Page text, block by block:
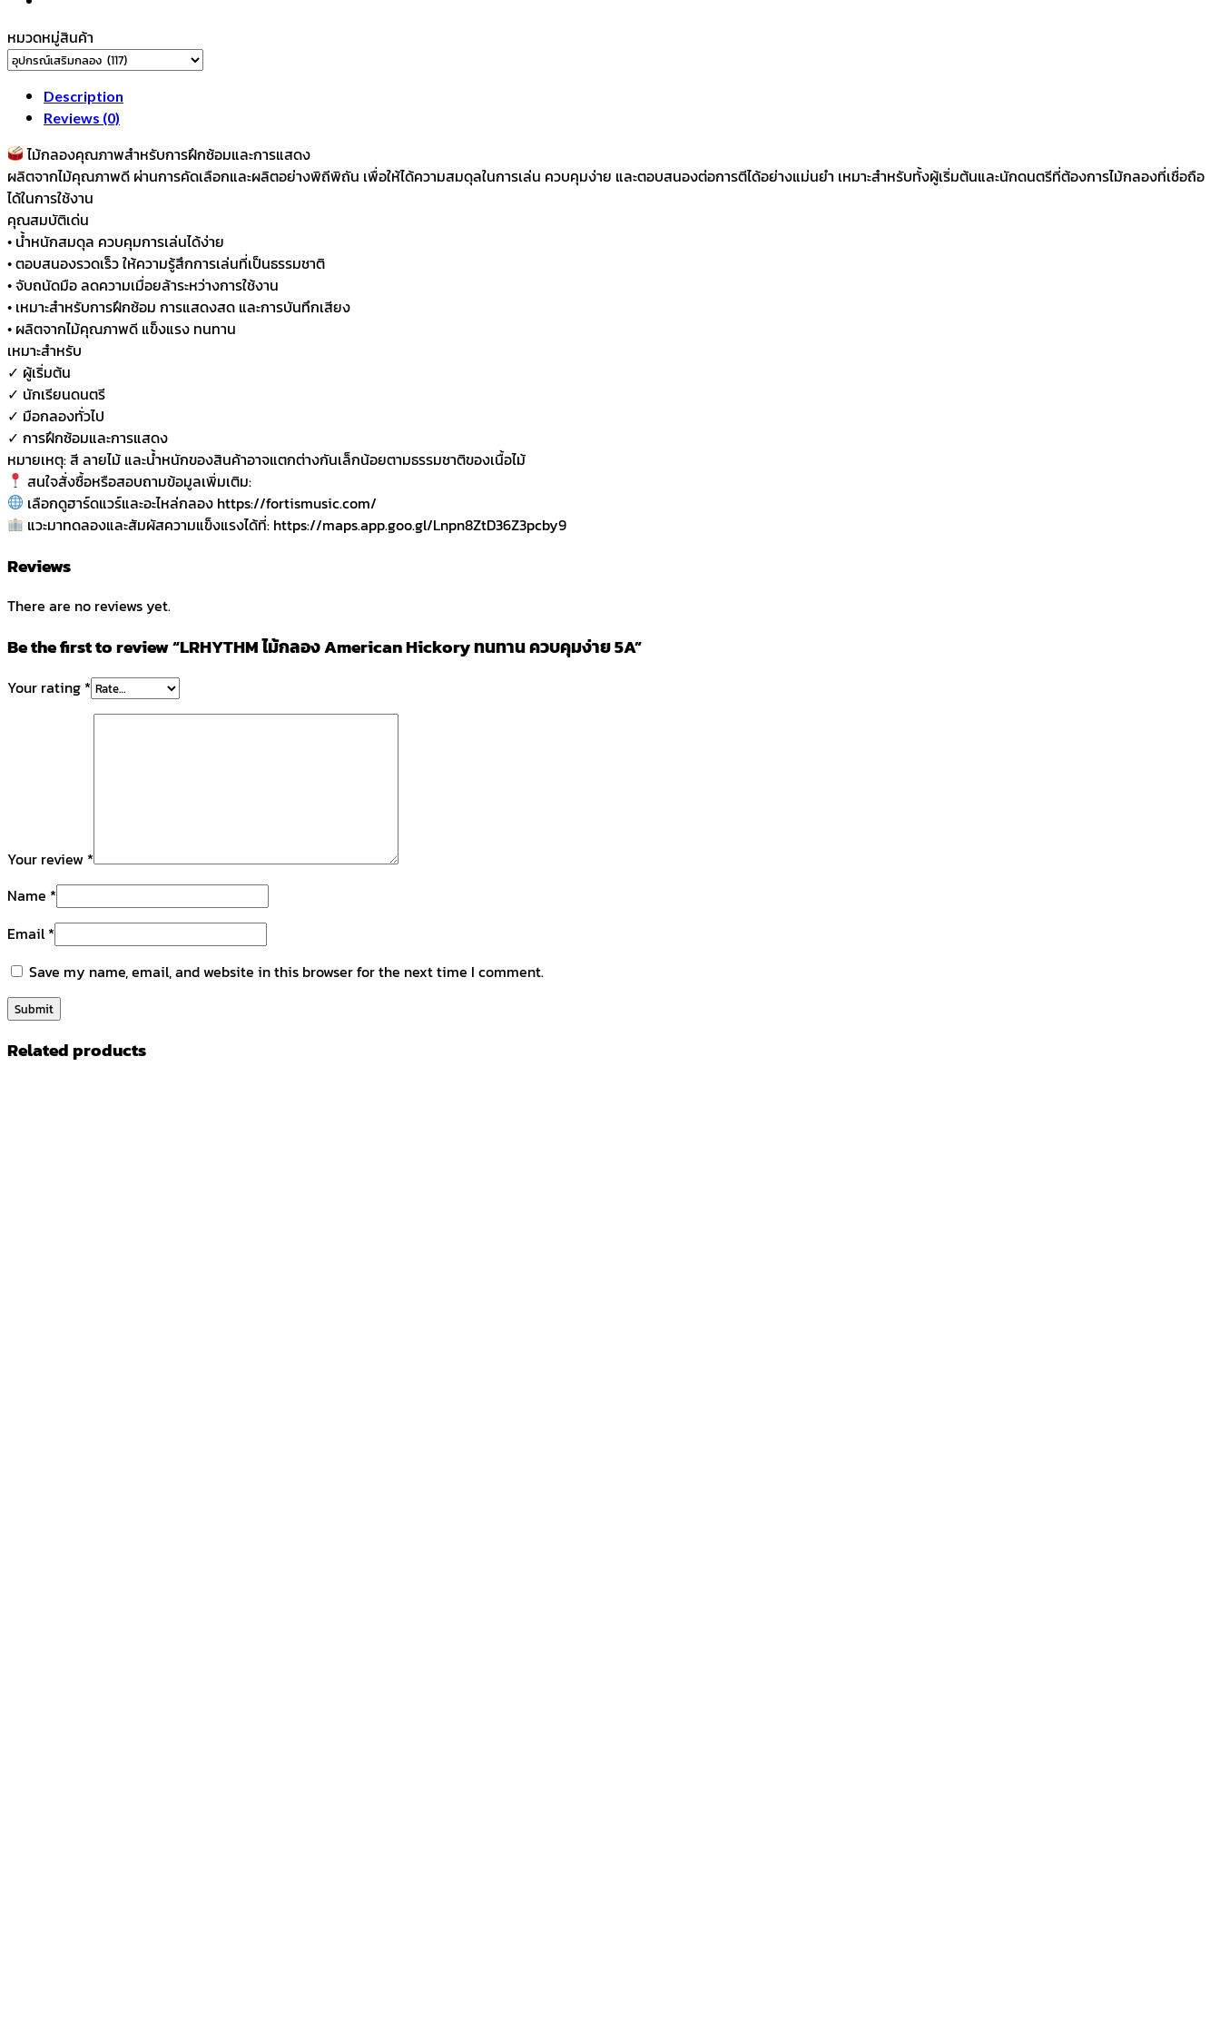
หมวดหมู่สินค้า
Description
Reviews (0)
ไม้กลองคุณภาพสำหรับการฝึกซ้อมและการแสดง
ผลิตจากไม้คุณภาพดี ผ่านการคัดเลือกและผลิตอย่างพิถีพิถัน เพื่อให้ได้ความสมดุลในการเล่น ควบคุมง่าย และตอบสนองต่อการตีได้อย่างแม่นยำ เหมาะสำหรับทั้งผู้เริ่มต้นและนักดนตรีที่ต้องการไม้กลองที่เชื่อถือ
ได้ในการใช้งาน
คุณสมบัติเด่น
• น้ำหนักสมดุล ควบคุมการเล่นได้ง่าย
• ตอบสนองรวดเร็ว ให้ความรู้สึกการเล่นที่เป็นธรรมชาติ
• จับถนัดมือ ลดความเมื่อยล้าระหว่างการใช้งาน
• เหมาะสำหรับการฝึกซ้อม การแสดงสด และการบันทึกเสียง
• ผลิตจากไม้คุณภาพดี แข็งแรง ทนทาน
เหมาะสำหรับ
✓ ผู้เริ่มต้น
✓ นักเรียนดนตรี
✓ มือกลองทั่วไป
✓ การฝึกซ้อมและการแสดง
หมายเหตุ: สี ลายไม้ และน้ำหนักของสินค้าอาจแตกต่างกันเล็กน้อยตามธรรมชาติของเนื้อไม้
สนใจสั่งซื้อหรือสอบถามข้อมูลเพิ่มเติม:
เลือกดูฮาร์ดแวร์และอะไหล่กลอง https://fortismusic.com/
แวะมาทดลองและสัมผัสความแข็งแรงได้ที่: https://maps.app.goo.gl/Lnpn8ZtD36Z3pcby9
Reviews
There are no reviews yet.
Be the first to review “LRHYTHM ไม้กลอง American Hickory ทนทาน ควบคุมง่าย 5A”
Your rating *
Your review *
Name *
Email*
Save my name, email, and website in this browser for the next time I comment.
Related products